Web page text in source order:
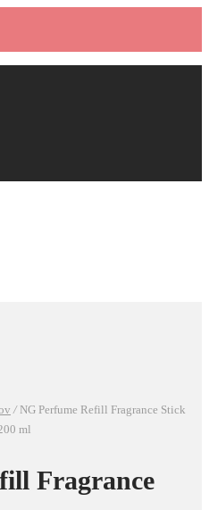
/NG Perfume Refill Fragrance Stick
ml
Fragrance